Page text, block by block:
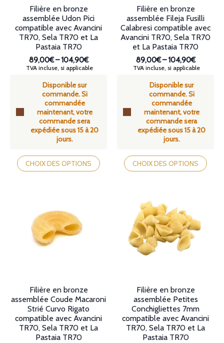
produit
Disponible sur
commande. Si
commandée
maintenant, votre
commande sera
expédiée sous 15 à 20
jours.
Filière en bronze
assemblée Udon Pici
compatible avec Avancini
TR70, Sela TR70 et La
Pastaia TR70
89,00€–104,90€
Plage
prix :
89,00€
à
104,90€
TVA incluse, si applicable
CHOIX DES OPTIONS
Ce
produit
a
peuvent
choisies
produit
Disponible sur
commande. Si
commandée
maintenant, votre
commande sera
expédiée sous 15 à 20
jours.
Filière en bronze
assemblée Fileja Fusilli
Calabresi compatible avec
Avancini TR70, Sela TR70
et La Pastaia TR70
89,00€–104,90€
Plage
prix :
89,00€
à
104,90€
TVA incluse, si applicable
CHOIX DES OPTIONS
Ce
produit
a
options
peuvent
être
choisies
sur
produit
Filière en bronze
assemblée Coude Macaroni
Strié Curvo Rigato
compatible avec Avancini
TR70, Sela TR70 et La
Pastaia TR70
Filière en bronze
assemblée Petites
Conchigliettes 7mm
compatible avec Avancini
TR70, Sela TR70 et La
Pastaia TR70